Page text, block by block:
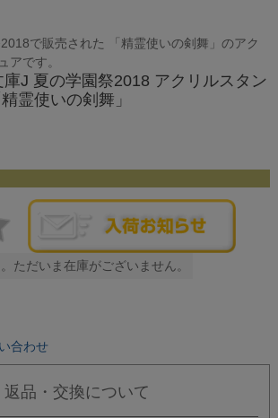
で販売された 「精霊使いの剣舞」のアク
アです。
庫J 夏の学園祭2018 アクリルスタン
霊使いの剣舞」
ただいま在庫がございません。
合わせ
返品・交換について